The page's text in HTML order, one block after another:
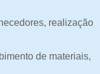
realização
de materiais,